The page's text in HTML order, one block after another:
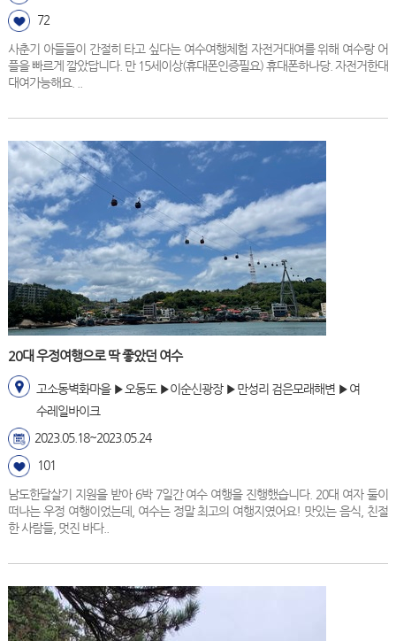
72
사춘기 아들들이 간절히 타고 싶다는 여수여행체험 자전거대여를 위해 여수랑 어
플을 빠르게 깔았답니다. 만 15세이상(휴대폰인증필요) 휴대폰하나당. 자전거한대
대여가능해요. ..
20대 우정여행으로 딱 좋았던 여수
고소동벽화마을 ▶오동도 ▶이순신광장 ▶만성리 검은모래해변 ▶여
수레일바이크
2023.05.18~2023.05.24
101
남도한달살기 지원을 받아 6박 7일간 여수 여행을 진행했습니다. 20대 여자 둘이
떠나는 우정 여행이었는데, 여수는 정말 최고의 여행지였어요! 맛있는 음식, 친절
한 사람들, 멋진 바다..